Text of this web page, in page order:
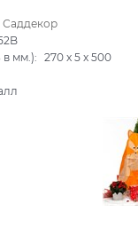
Саддекор
мм.):
270 x5 x500